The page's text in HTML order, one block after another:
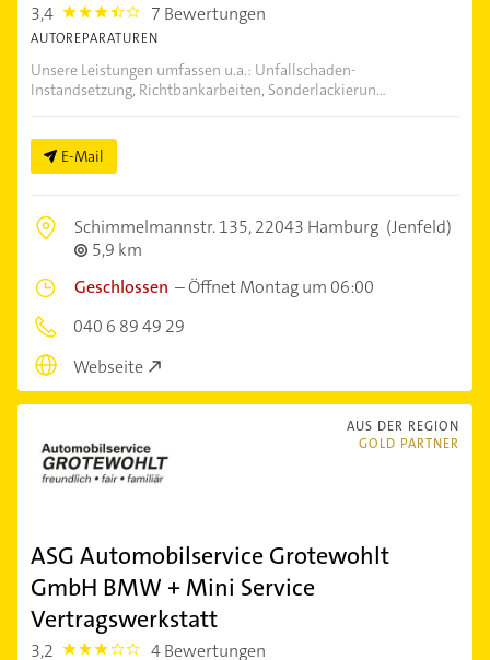
3,4 3.4 7 Bewertungen
AUTOREPARATUREN
Unsere Leistungen umfassen u.a.: Unfallschaden-
Instandsetzung, Richtbankarbeiten, Sonderlackierun...
E-Mail
Schimmelmannstr. 135,22043 Hamburg (Jenfeld)
5,9 km
Geschlossen –Öffnet Montag um 06:00
040 6 89 49 29
Webseite
AUS DER REGION
GOLD PARTNER
ASG Automobilservice Grotewohlt
GmbH BMW + Mini Service
Vertragswerkstatt
3,2 3.2 4 Bewertungen